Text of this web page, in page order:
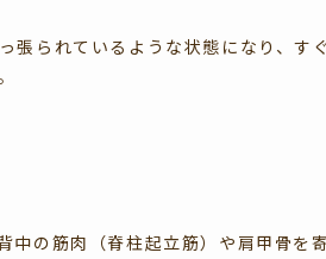
張られているような状態になり、す
中の筋肉（脊柱起立筋）や肩甲骨を